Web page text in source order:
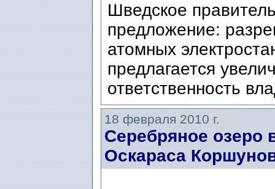
Шведское
предложение:
атомных
предлагается
ответственность
18 февраля 2010 г.
Серебряное озеро
Оскараса